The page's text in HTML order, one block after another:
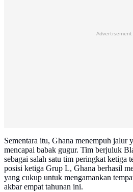
Advertisement
Sementara itu, Ghana menempuh jalur
mencapai babak gugur. Tim berjuluk
sebagai salah satu tim peringkat ketiga
posisi ketiga Grup L, Ghana berhasil
yang cukup untuk mengamankan
akbar empat tahunan ini.